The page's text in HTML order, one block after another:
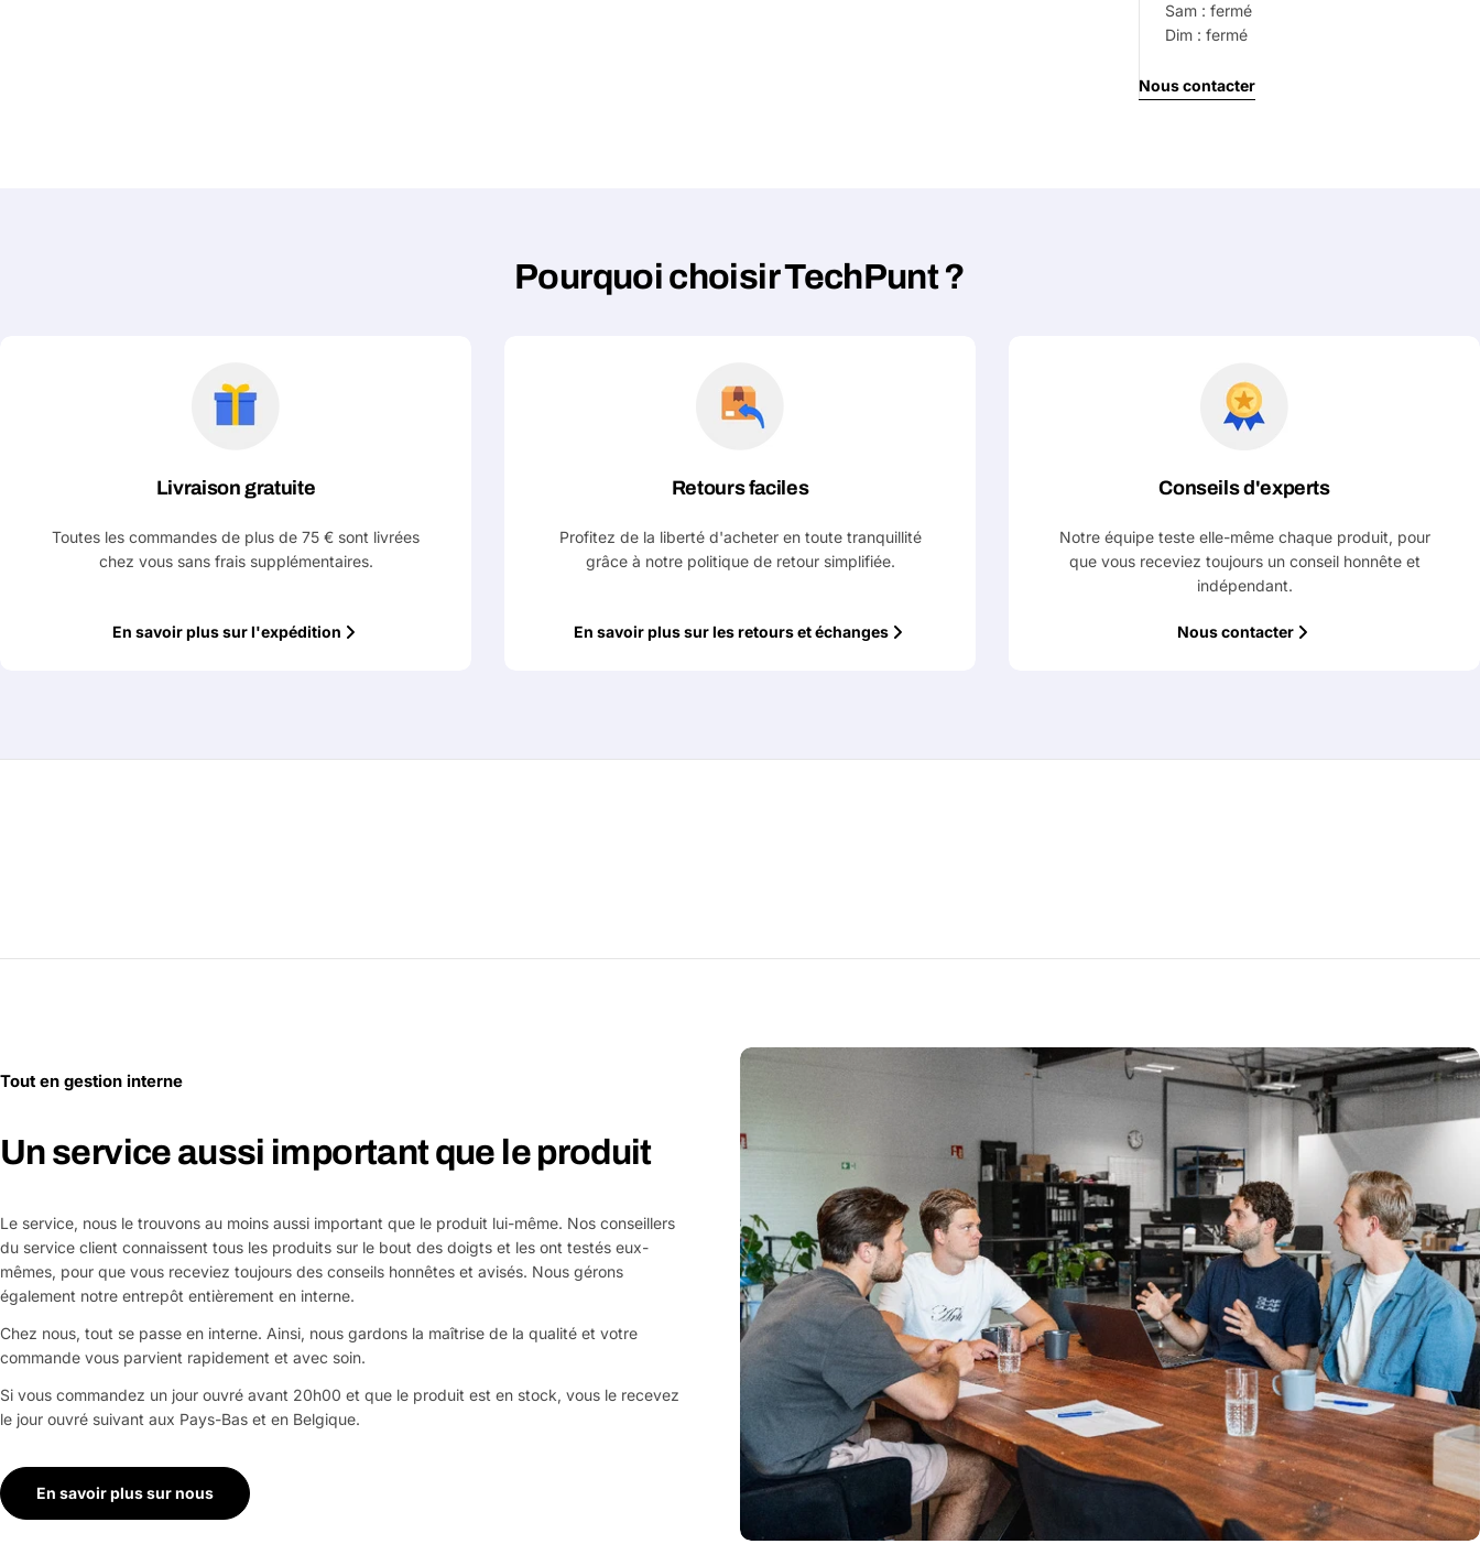
Sam : fermé
Dim : fermé
Nous contacter
Pourquoi choisir TechPunt ?
Livraison gratuite
Toutes les commandes de plus de 75 € sont livrées
chez vous sans frais supplémentaires.
En savoir plus sur l'expédition
Retours faciles
Profitez de la liberté d'acheter en toute tranquillité
grâce à notre politique de retour simplifiée.
En savoir plus sur les retours et échanges
Conseils d'experts
Notre équipe teste elle-même chaque produit, pour
que vous receviez toujours un conseil honnête et
indépendant.
Nous contacter
Tout en gestion interne
Un service aussi important que le produit
Le service, nous le trouvons au moins aussi important que le produit lui-même. Nos conseillers
du service client connaissent tous les produits sur le bout des doigts et les ont testés eux-
mêmes, pour que vous receviez toujours des conseils honnêtes et avisés. Nous gérons
également notre entrepôt entièrement en interne.
Chez nous, tout se passe en interne. Ainsi, nous gardons la maîtrise de la qualité et votre
commande vous parvient rapidement et avec soin.
Si vous commandez un jour ouvré avant 20h00 et que le produit est en stock, vous le recevez
le jour ouvré suivant aux Pays-Bas et en Belgique.
En savoir plus sur nous